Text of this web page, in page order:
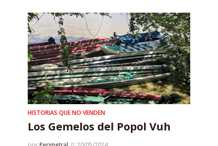
HISTORIAS QUE NO VENDEN
Los Gemelos del Popol Vuh